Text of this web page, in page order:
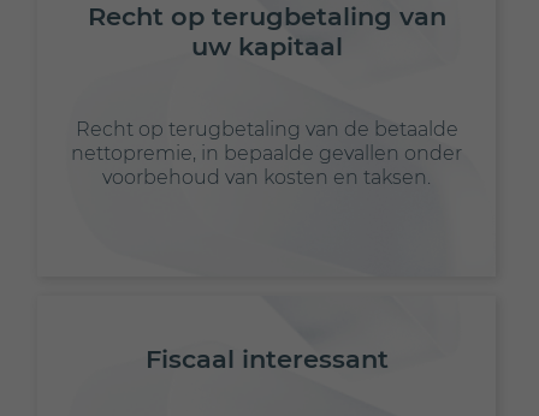
Recht op terugbetaling van
uw kapitaal
Recht op terugbetaling van de betaalde
nettopremie, in bepaalde gevallen onder
voorbehoud van kosten en taksen.
Fiscaal interessant